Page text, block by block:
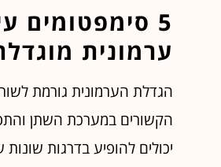
5 סימפטומים
ערמונית
הגדלת הערמונית גורמת
הקשורים במערכת השתן
יכולים להופיע בדרגות